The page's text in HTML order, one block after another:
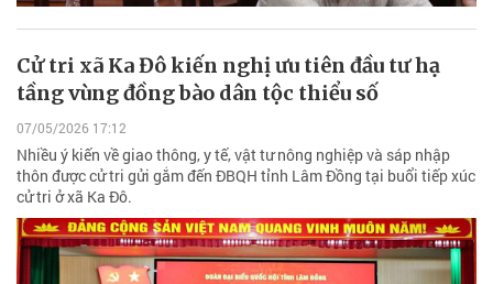
Cử tri xã Ka Đô kiến nghị ưu tiên đầu tư hạ
tầng vùng đồng bào dân tộc thiểu số
07/05/2026 17:12
Nhiều ý kiến về giao thông, y tế, vật tư nông nghiệp và sáp nhập
thôn được cử tri gửi gắm đến ĐBQH tỉnh Lâm Đồng tại buổi tiếp xúc
cử tri ở xã Ka Đô.